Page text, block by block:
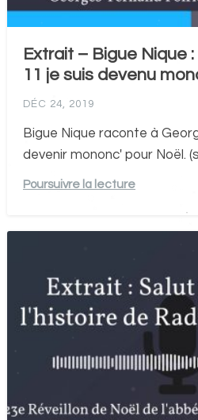
Extrait – Bigue Nique
11 je suis devenu
DÉC 24, 2019
Bigue Nique raconte à
devenir mononc' pour Noël.
Poursuivre la lecture